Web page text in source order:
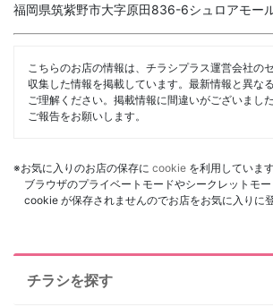
福岡県筑紫野市大字原田836-6シュロアモー
こちらのお店の情報は、チラシプラス運営会社の
収集した情報を掲載しています。最新情報と異な
ご理解ください。掲載情報に間違いがございまし
ご報告をお願いします。
※お気に入りのお店の保存に cookie を利用しています
ブラウザのプライベートモードやシークレットモ
cookie が保存されませんのでお店をお気に入りに
チラシを探す